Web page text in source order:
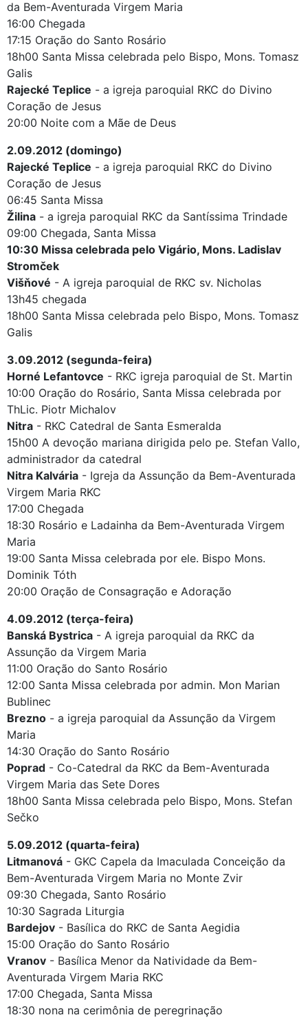
da Bem-Aventurada Virgem Maria
16:00 Chegada
17:15 Oração do Santo Rosário
18h00 Santa Missa celebrada pelo Bispo, Mons. Tomasz
Galis
Rajecké Teplice - a igreja paroquial RKC do Divino
Coração de Jesus
20:00 Noite com a Mãe de Deus
2.09.2012 (domingo)
Rajecké Teplice - a igreja paroquial RKC do Divino
Coração de Jesus
06:45 Santa Missa
Žilina - a igreja paroquial RKC da Santíssima Trindade
09:00 Chegada, Santa Missa
10:30 Missa celebrada pelo Vigário, Mons. Ladislav
Stromček
Višňové - A igreja paroquial de RKC sv. Nicholas
13h45 chegada
18h00 Santa Missa celebrada pelo Bispo, Mons. Tomasz
Galis
3.09.2012 (segunda-feira)
Horné Lefantovce - RKC igreja paroquial de St. Martin
10:00 Oração do Rosário, Santa Missa celebrada por
ThLic. Piotr Michalov
Nitra - RKC Catedral de Santa Esmeralda
15h00 A devoção mariana dirigida pelo pe. Stefan Vallo,
administrador da catedral
Nitra Kalvária - Igreja da Assunção da Bem-Aventurada
Virgem Maria RKC
17:00 Chegada
18:30 Rosário e Ladainha da Bem-Aventurada Virgem
Maria
19:00 Santa Missa celebrada por ele. Bispo Mons.
Dominik Tóth
20:00 Oração de Consagração e Adoração
4.09.2012 (terça-feira)
Banská Bystrica - A igreja paroquial da RKC da
Assunção da Virgem Maria
11:00 Oração do Santo Rosário
12:00 Santa Missa celebrada por admin. Mon Marian
Bublinec
Brezno - a igreja paroquial da Assunção da Virgem
Maria
14:30 Oração do Santo Rosário
Poprad - Co-Catedral da RKC da Bem-Aventurada
Virgem Maria das Sete Dores
18h00 Santa Missa celebrada pelo Bispo, Mons. Stefan
Sečko
5.09.2012 (quarta-feira)
Litmanová - GKC Capela da Imaculada Conceição da
Bem-Aventurada Virgem Maria no Monte Zvir
09:30 Chegada, Santo Rosário
10:30 Sagrada Liturgia
Bardejov - Basílica do RKC de Santa Aegidia
15:00 Oração do Santo Rosário
Vranov - Basílica Menor da Natividade da Bem-
Aventurada Virgem Maria RKC
17:00 Chegada, Santa Missa
18:30 nona na cerimônia de peregrinação